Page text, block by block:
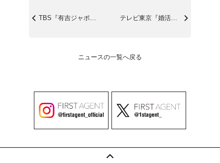
TBS『有吉ジャポンII ジロジロ有吉』... テレビ東京『婚活バトルフィールド37』第...
ニュースの一覧へ戻る